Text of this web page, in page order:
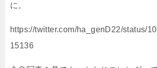
に。
https://twitter.com/ha_genD22/status/
15136